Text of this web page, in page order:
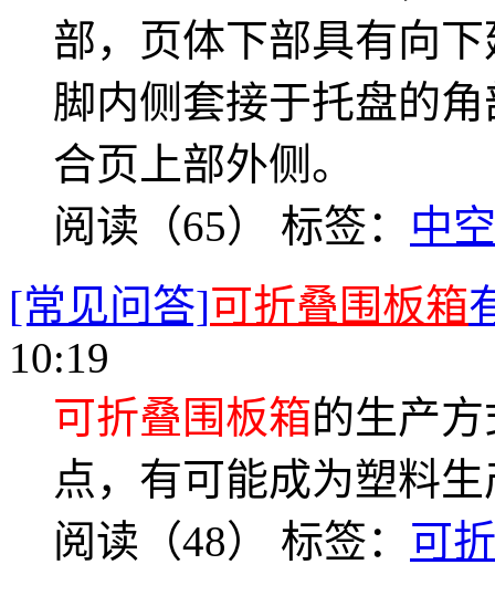
部，页体下部具有向
脚内侧套接于托盘的
合页上部外侧。
阅读（65） 标签： 中
[常见问答]可折叠围板箱
10:19
可折叠围板箱的生产
点，有可能成为塑料
阅读（48） 标签： 可